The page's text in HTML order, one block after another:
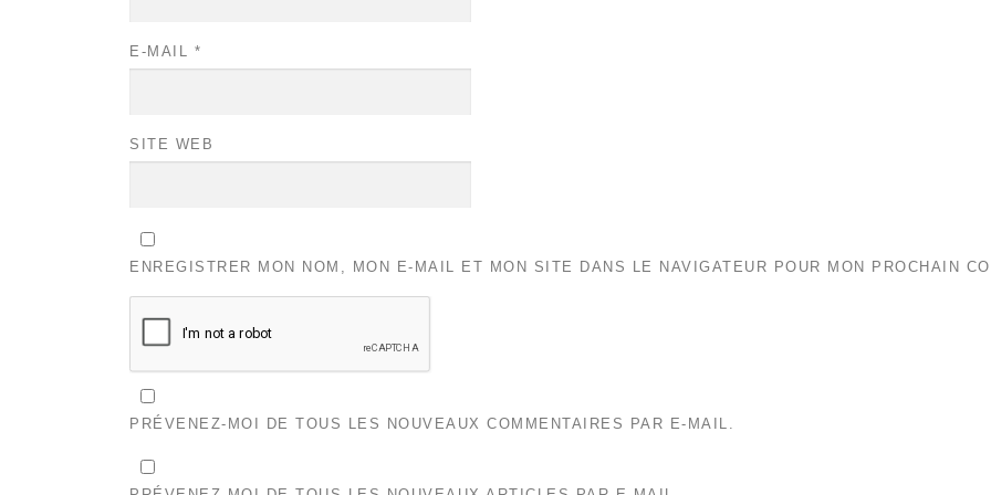
E-MAIL *
SITE WEB
ENREGISTRER MON NOM, MON E-MAIL ET MON SITE DANS LE NAVIGATEUR POUR MON PROCHAIN
PRÉVENEZ-MOI DE TOUS LES NOUVEAUX COMMENTAIRES PAR E-MAIL.